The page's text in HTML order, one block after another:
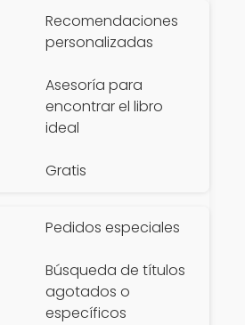
Recomendaciones
personalizadas
Asesoría para
encontrar el libro
ideal
Gratis
Pedidos especiales
Búsqueda de títulos
agotados o
específicos